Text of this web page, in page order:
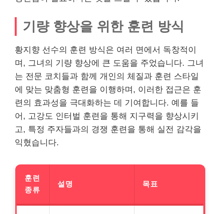
기량 향상을 위한 훈련 방식
황지향 선수의 훈련 방식은 여러 면에서 독창적이
며, 그녀의 기량 향상에 큰 도움을 주었습니다. 그녀
는 전문 코치들과 함께 개인의 체질과 훈련 스타일
에 맞는 맞춤형 훈련을 이행하며, 이러한 접근은 훈
련의 효과성을 극대화하는 데 기여합니다. 예를 들
어, 고강도 인터벌 훈련을 통해 지구력을 향상시키
고, 특정 주자들과의 경쟁 훈련을 통해 실전 감각을
익혔습니다.
훈련
종류
설명 목표